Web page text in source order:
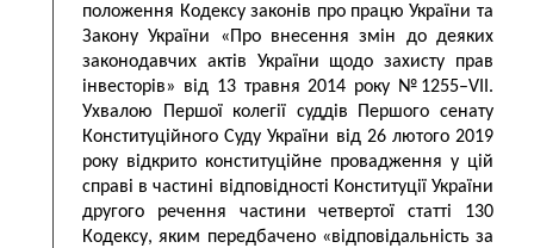
положення Кодексу законів про працю України та
Закону України «Про внесення змін до деяких
законодавчих актів України щодо захисту прав
інвесторів» від 13 травня 2014 року №1255–VІІ.
Ухвалою Першої колегії суддів Першого сенату
Конституційного Суду України від 26 лютого 2019
року відкрито конституційне провадження у цій
справі в частині відповідності Конституції України
другого речення частини четвертої статті 130
Кодексу, яким передбачено «відповідальність за